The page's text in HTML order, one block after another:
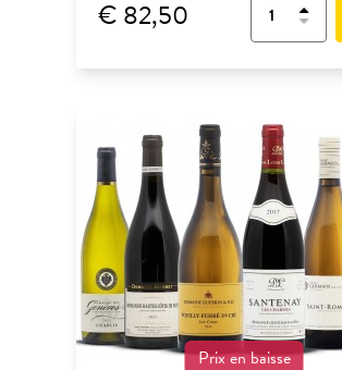
€ 82,50
Prix en baisse